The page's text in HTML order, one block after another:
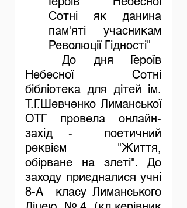
Сотні як данина
пам'яті учасникам
Революції Гідності"
До дня Героїв
Небесної Сотні
бібліотека для дітей ім.
Т.Г.Шевченко Лиманської
ОТГ провела онлайн-
захід -  поетичний
реквієм "Життя,
обірване на злеті". До
заходу приєдналися учні
8-А  класу Лиманського